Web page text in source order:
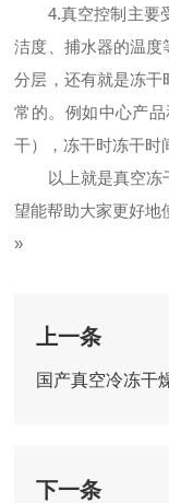
4.真空控制主要受
洁度、捕水器的温度
分层，还有就是冻干
常的。例如中心产
干），冻干时冻干时
以上就是真空冻干
望能帮助大家更好地
»
上一条
国产真空冷冻干
下一条